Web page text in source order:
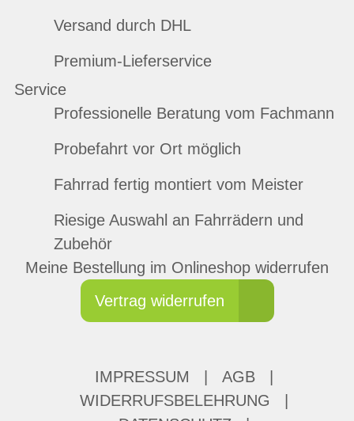
Versand durch DHL
Premium-Lieferservice
Service
Professionelle Beratung vom Fachmann
Probefahrt vor Ort möglich
Fahrrad fertig montiert vom Meister
Riesige Auswahl an Fahrrädern und
Zubehör
Meine Bestellung im Onlineshop widerrufen
Vertrag widerrufen
IMPRESSUM AGB
WIDERRUFSBELEHRUNG